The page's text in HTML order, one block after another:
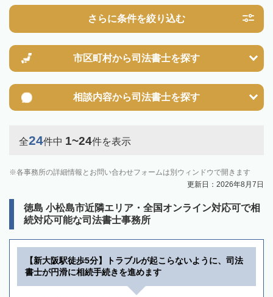
不動産を相続した場合、相続を知った日から3年以内に登記しないと、
10万円以下の過料が科せられるため、速やかな手続きが必要です。義務
化前の相続も対象となるため注意しましょう。
す。その他の相続手続きも任せることが可能です。
また、義務化に伴い、相続人申告登記制度が創設されました。遺産分割
の話し合いがまとまらず登記できない場合は、この制度の活用を検討し
さらに条件を絞り込む
市区町村から司法書士を探す
相談内容から司法書士を探す
全24件中 1~24件を表示
各事務所の詳細情報とお問い合わせフォームは別ウィンドウで開きます
更新日：2026年8月7日
徳島 小松島市近隣エリア・全国オンライン対応可で相
続対応可能な司法書士事務所
【新大阪駅徒歩5分】トラブルが起こらないように、司法
書士が円滑に相続手続きを進めます